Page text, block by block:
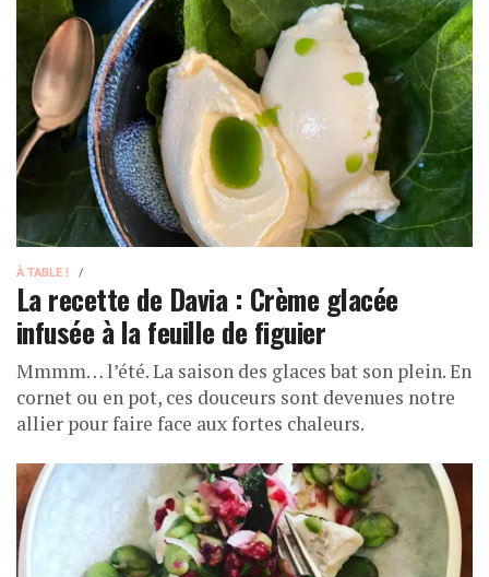
À TABLE !
La recette de Davia : Crème glacée
infusée à la feuille de figuier
Mmmm… l’été. La saison des glaces bat son plein. En
cornet ou en pot, ces douceurs sont devenues notre
allier pour faire face aux fortes chaleurs.